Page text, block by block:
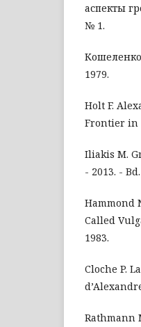
аспекты
№ 1.
1979.
Holt F.
Frontier in
Iliakis M.
- 2013. -
Hammond
Called
1983.
Cloche P.
Rathmann